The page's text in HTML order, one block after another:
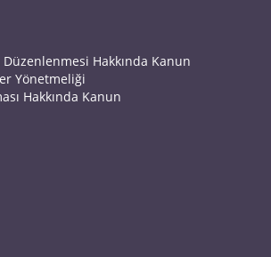
Hakkında Kanun
Yönetmeliği
Hakkında Kanun